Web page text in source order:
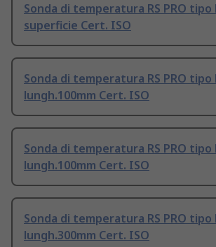
Sonda di temperatura RS PRO tipo
superficie Cert. ISO
Sonda di temperatura RS PRO tipo
lungh.100mm Cert. ISO
Sonda di temperatura RS PRO tipo
lungh.100mm Cert. ISO
Sonda di temperatura RS PRO tipo
lungh.300mm Cert. ISO